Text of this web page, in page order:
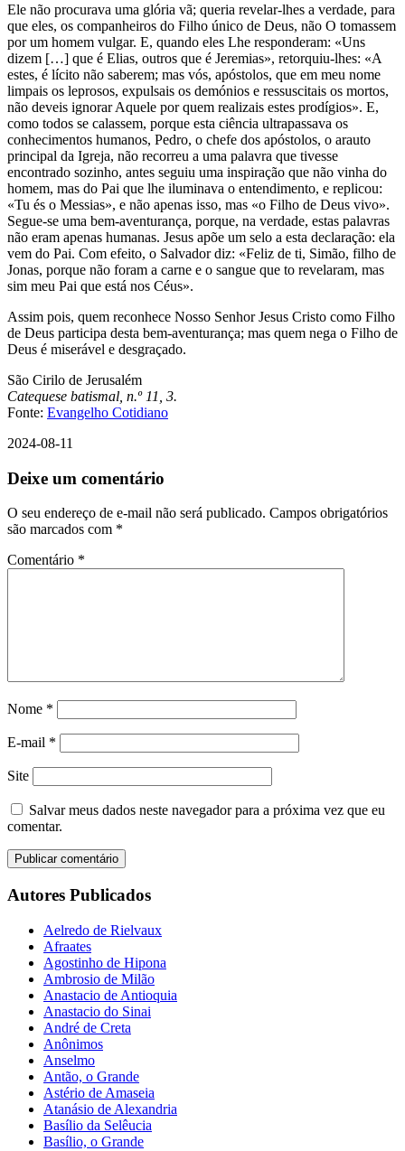
Ele não procurava uma glória vã; queria revelar-lhes a verdade, para
que eles, os companheiros do Filho único de Deus, não O tomassem
por um homem vulgar. E, quando eles Lhe responderam: «Uns
dizem […] que é Elias, outros que é Jeremias», retorquiu-lhes: «A
estes, é lícito não saberem; mas vós, apóstolos, que em meu nome
limpais os leprosos, expulsais os demónios e ressuscitais os mortos,
não deveis ignorar Aquele por quem realizais estes prodígios». E,
como todos se calassem, porque esta ciência ultrapassava os
conhecimentos humanos, Pedro, o chefe dos apóstolos, o arauto
principal da Igreja, não recorreu a uma palavra que tivesse
encontrado sozinho, antes seguiu uma inspiração que não vinha do
homem, mas do Pai que lhe iluminava o entendimento, e replicou:
«Tu és o Messias», e não apenas isso, mas «o Filho de Deus vivo».
Segue-se uma bem-aventurança, porque, na verdade, estas palavras
não eram apenas humanas. Jesus apõe um selo a esta declaração: ela
vem do Pai. Com efeito, o Salvador diz: «Feliz de ti, Simão, filho de
Jonas, porque não foram a carne e o sangue que to revelaram, mas
sim meu Pai que está nos Céus».
Assim pois, quem reconhece Nosso Senhor Jesus Cristo como Filho
de Deus participa desta bem-aventurança; mas quem nega o Filho de
Deus é miserável e desgraçado.
São Cirilo de Jerusalém
Catequese batismal, n.º 11, 3.
Fonte: Evangelho Cotidiano
2024-08-11
Deixe um comentário
O seu endereço de e-mail não será publicado. Campos obrigatórios
são marcados com *
Comentário *
Nome *
E-mail *
Site
Salvar meus dados neste navegador para a próxima vez que eu
comentar.
Autores Publicados
Aelredo de Rielvaux
Afraates
Agostinho de Hipona
Ambrosio de Milão
Anastacio de Antioquia
Anastacio do Sinai
André de Creta
Anônimos
Anselmo
Antão, o Grande
Astério de Amaseia
Atanásio de Alexandria
Basílio da Selêucia
Basílio, o Grande